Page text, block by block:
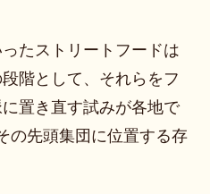
たストリートフードは
階として、それらをフ
置き直す試みが各地で
の先頭集団に位置する存